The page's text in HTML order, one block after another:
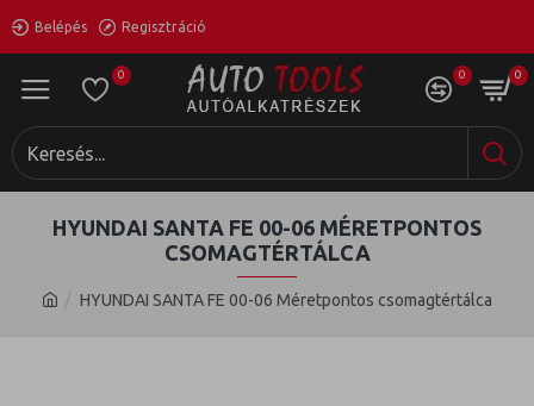
Belépés Regisztráció
0 0 0
HYUNDAI SANTA FE 00-06 Méretpontos csomagtértálca
HYUNDAI SANTA FE 00-06 MÉRETPONTOS
CSOMAGTÉRTÁLCA